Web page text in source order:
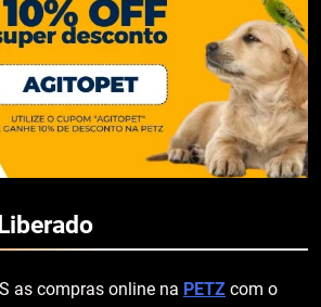
as compras online na PETZ com o